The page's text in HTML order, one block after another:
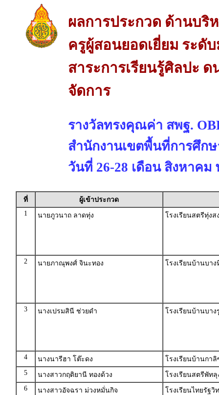
ผลการประกวด ด้านบริ
ครูผู้สอนยอดเยี่ยม ระดั
สาระการเรียนรู้ศิลปะ
จัดการ
รางวัลทรงคุณค่า สพฐ.
สำนักงานเขตพื้นที่การศึก
วันที่ 26-28 เดือน สิงหาคม
ที่
ผู้เข้าประกวด
1
นายภูวนาถ ลาดทุ่ง โรงเรียนสตรีทุ่ง
2 นายภาณุพงศ์ จินะทอง โรงเรียนบ้านบา
3 นางเปรมสินี ช่วยดำ โรงเรียนบ้านบา
4 นางนารีฮา โต๊ะดง
โรงเรียนบ้านกา
5
นางสาวกฤติยานี ทองด้วง
โรงเรียนสตรีพัท
6
นางสาวอัจฉรา ม่วงหมั่นกิจ
โรงเรียนไทยรัฐ